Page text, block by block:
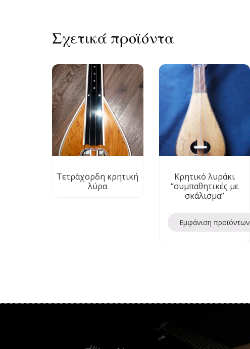
Σχετικά προϊόντα
Τετράχορδη κρητική
λύρα
Κρητικό λυράκι
“συμπαθητικές με
σκάλισμα”
Εμφάνιση προϊόντων